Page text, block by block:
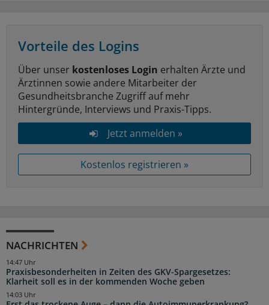
Vorteile des Logins
Über unser kostenloses Login erhalten Ärzte und
Ärztinnen sowie andere Mitarbeiter der
Gesundheitsbranche Zugriff auf mehr
Hintergründe, Interviews und Praxis-Tipps.
Jetzt anmelden »
Kostenlos registrieren »
NACHRICHTEN
Praxisbesonderheiten in Zeiten des GKV-Spargesetzes:
Klarheit soll es in der kommenden Woche geben
14:47 Uhr
14:03 Uhr